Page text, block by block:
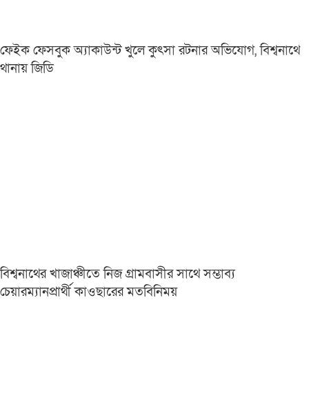
ফেইক ফেসবুক অ্যাকাউন্ট খুলে কুৎসা রটনার অভিযোগ, বিশ্বনাথে
থানায় জিডি
বিশ্বনাথের খাজাঞ্চীতে নিজ গ্রামবাসীর সাথে সম্ভাব্য
চেয়ারম্যানপ্রার্থী কাওছারের মতবিনিময়